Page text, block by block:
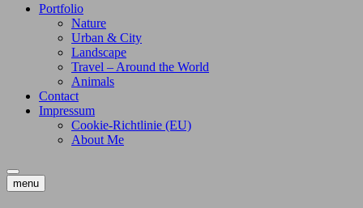
Portfolio
Nature
Urban & City
Landscape
Travel – Around the World
Animals
Contact
Impressum
Cookie-Richtlinie (EU)
About Me
menu